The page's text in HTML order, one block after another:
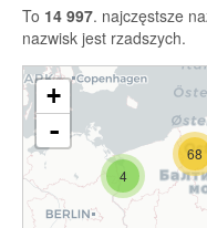
To 14 997. najczęstsze
nazwisk jest rzadszych.
68
4
+
-